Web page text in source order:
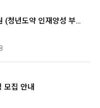
경기과학기술대학교 산학협력단 직원 (청년도약 인재양성 부트캠프 사업 상담전담인력) 채용 재공고
모집 안내